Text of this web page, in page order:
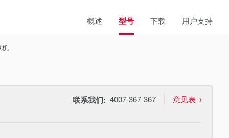
概述 型号 下载 用户支持
机
联系我们: 4007-367-367 意见表